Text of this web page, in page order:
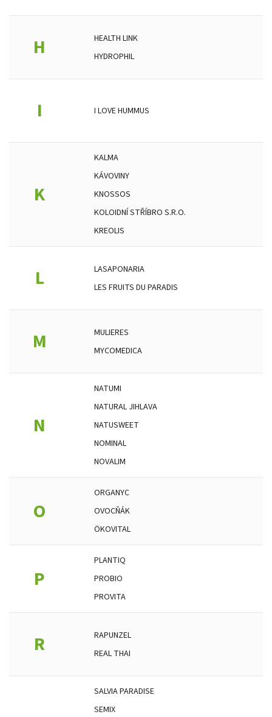
H
HEALTH LINK
HYDROPHIL
I I LOVE HUMMUS
K
KALMA
KÁVOVINY
KNOSSOS
KOLOIDNÍ STŘÍBRO S.R.O.
KREOLIS
L
LASAPONARIA
LES FRUITS DU PARADIS
M
MULIERES
MYCOMEDICA
N
NATUMI
NATURAL JIHLAVA
NATUSWEET
NOMINAL
NOVALIM
O
ORGANYC
OVOCŇÁK
ÖKOVITAL
P
PLANTIQ
PROBIO
PROVITA
R
RAPUNZEL
REAL THAI
SALVIA PARADISE
SEMIX